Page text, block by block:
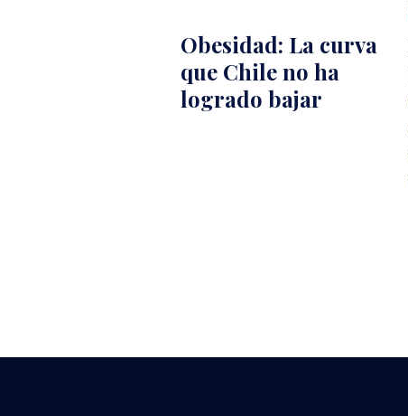
Obesidad: La curva
que Chile no ha
logrado bajar